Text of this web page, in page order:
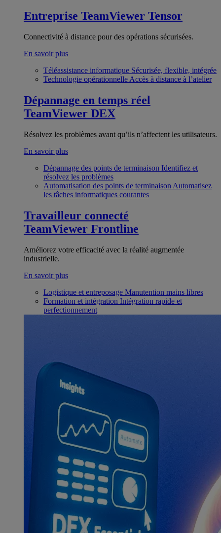
Entreprise TeamViewer Tensor
Connectivité à distance pour des opérations sécurisées.
En savoir plus
Téléassistance informatique Sécurisée, flexible, intégrée
Technologie opérationnelle Accès à distance à l’atelier
Dépannage en temps réel
TeamViewer DEX
Résolvez les problèmes avant qu’ils n’affectent les utilisateurs.
En savoir plus
Dépannage des points de terminaison Identifiez et
résolvez les problèmes
Automatisation des points de terminaison Automatisez
les tâches informatiques courantes
Travailleur connecté
TeamViewer Frontline
Améliorez votre efficacité avec la réalité augmentée
industrielle.
En savoir plus
Logistique et entreposage Manutention mains libres
Formation et intégration Intégration rapide et
perfectionnement